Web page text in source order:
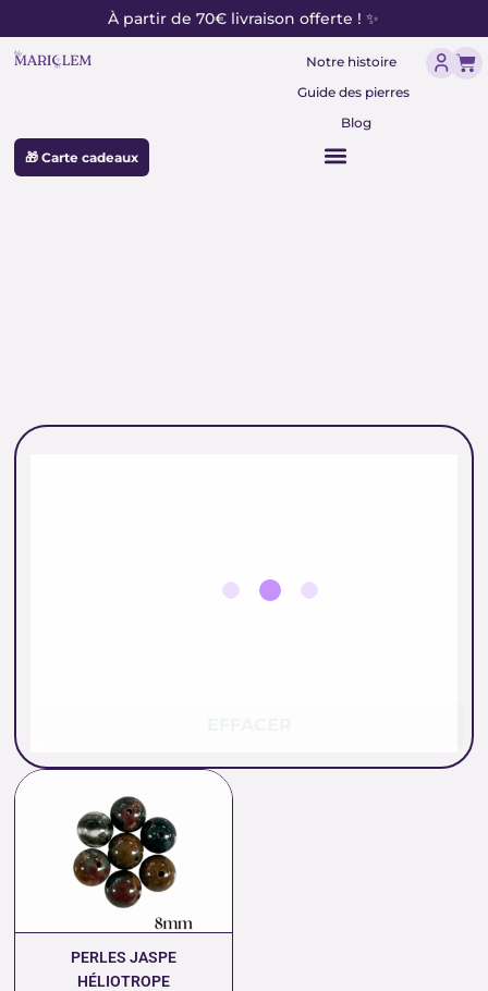
au
contenu
À partir de 70€ livraison offerte ! ✨
Notre histoire
Guide des pierres
Blog
🎁 Carte cadeaux
PERLES JASPE
HÉLIOTROPE
0.45 €
à
9.00 €